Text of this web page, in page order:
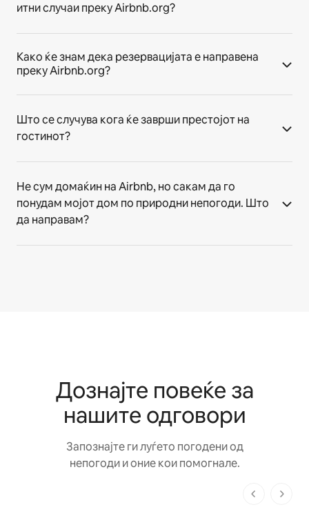
итни случаи преку Airbnb.org?
Како ќе знам дека резервацијата е направена
преку Airbnb.org?
Што се случува кога ќе заврши престојот на
гостинот?
Не сум домаќин на Airbnb, но сакам да го
понудам мојот дом по природни непогоди. Што
да направам?
Дознајте повеќе за
нашите одговори
Запознајте ги луѓето погодени од
непогоди и оние кои помогнале.
1 од 1